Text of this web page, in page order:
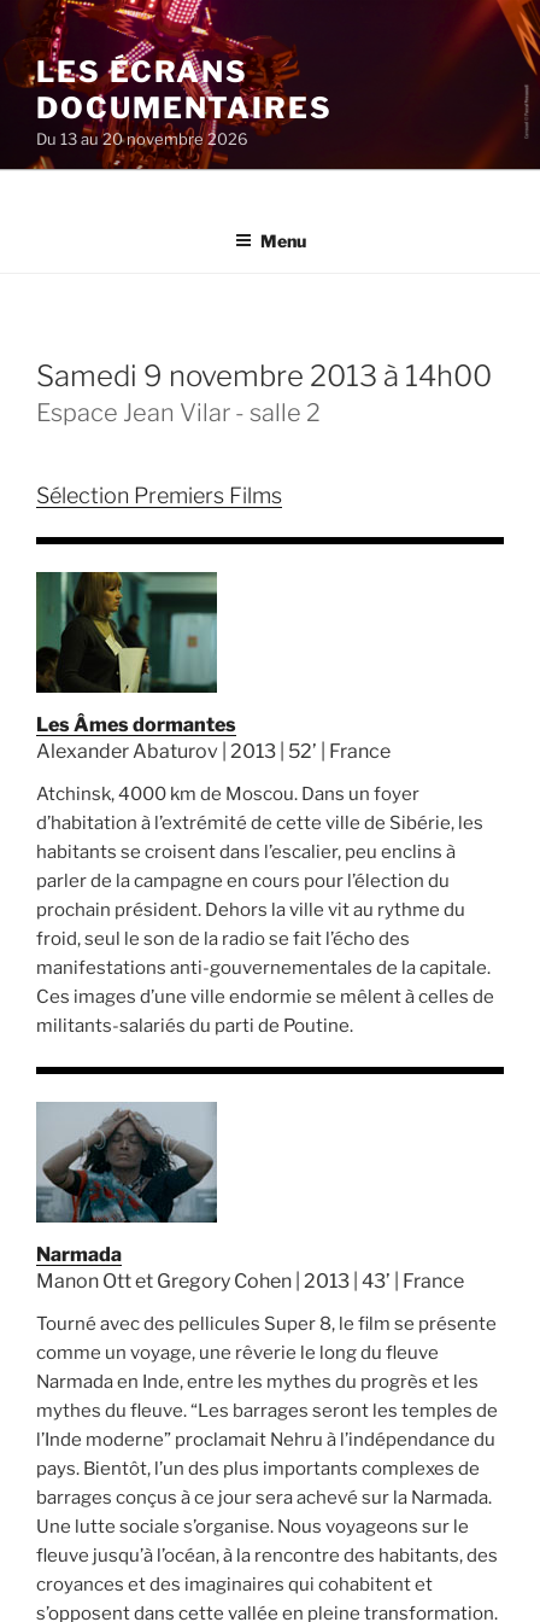
au
contenu
principal
LES ÉCRANS
DOCUMENTAIRES
Du 13 au 20 novembre 2026
Menu
samedi 9 novembre 2013 à 14h00
Espace Jean Vilar - salle 2
Sélection Premiers Films
Les Âmes dormantes
Alexander Abaturov | 2013 | 52’ | France
Atchinsk, 4000 km de Moscou. Dans un foyer
d’habitation à l’extrémité de cette ville de Sibérie, les
habitants se croisent dans l’escalier, peu enclins à
parler de la campagne en cours pour l’élection du
prochain président. Dehors la ville vit au rythme du
froid, seul le son de la radio se fait l’écho des
manifestations anti-gouvernementales de la capitale.
Ces images d’une ville endormie se mêlent à celles de
militants-salariés du parti de Poutine.
Narmada
Manon Ott et Gregory Cohen | 2013 | 43’ | France
Tourné avec des pellicules Super 8, le film se présente
comme un voyage, une rêverie le long du fleuve
Narmada en Inde, entre les mythes du progrès et les
mythes du fleuve. “Les barrages seront les temples de
l’Inde moderne” proclamait Nehru à l’indépendance du
pays. Bientôt, l’un des plus importants complexes de
barrages conçus à ce jour sera achevé sur la Narmada.
Une lutte sociale s’organise. Nous voyageons sur le
fleuve jusqu’à l’océan, à la rencontre des habitants, des
croyances et des imaginaires qui cohabitent et
s’opposent dans cette vallée en pleine transformation.